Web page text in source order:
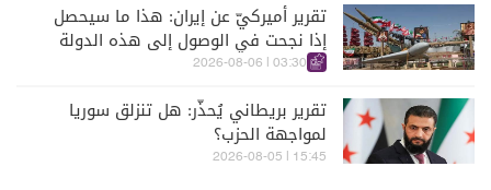
تقرير أميركيّ عن إيران: هذا ما سيحصل
إذا نجحت في الوصول إلى هذه الدولة
الآسيويّة
03:30 | 2026-08-06
تقرير بريطاني يُحذّر: هل تنزلق سوريا
لمواجهة الحزب؟
15:45 | 2026-08-05